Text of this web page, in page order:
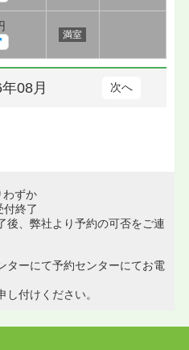
満室
08月 次へ
ずか
終了
、弊社より予約の可否をご連
ーにて予約センターにてお電
付けください。